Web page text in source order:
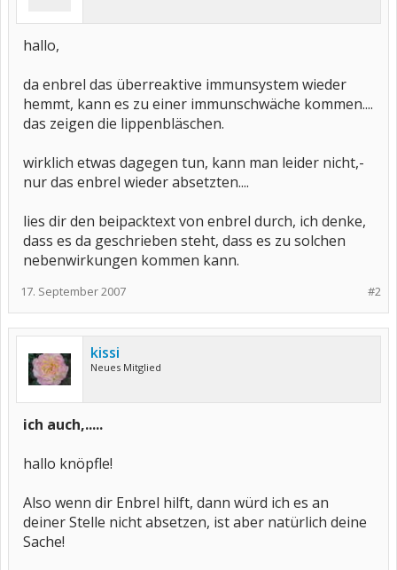
hallo,
da enbrel das überreaktive immunsystem wieder
hemmt, kann es zu einer immunschwäche kommen....
das zeigen die lippenbläschen.
wirklich etwas dagegen tun, kann man leider nicht,-
nur das enbrel wieder absetzten....
lies dir den beipacktext von enbrel durch, ich denke,
dass es da geschrieben steht, dass es zu solchen
nebenwirkungen kommen kann.
#2
17. September 2007
kissi
Neues Mitglied
ich auch,.....
hallo knöpfle!
Also wenn dir Enbrel hilft, dann würd ich es an
deiner Stelle nicht absetzen, ist aber natürlich deine
Sache!